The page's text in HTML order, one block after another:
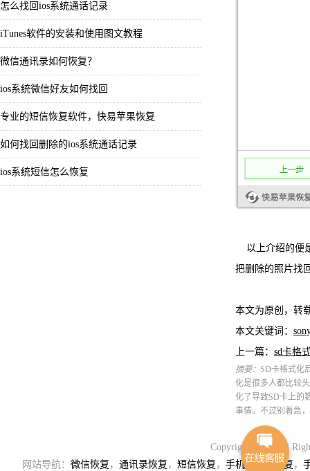
怎么找回ios系统通话记录
iTunes软件的安装和使用图文教程
微信通讯录如何恢复？
ios系统微信好友如何找回
专业的短信恢复软件，快易苹果恢复
如何找回删除的ios系统通话记录
ios系统短信怎么恢复
以上介绍的便
把删除的照片找
本文为原创，转
本文关键词：
上一篇： sd卡格
摘要： SD卡格式化
化是很多人都比较
化了导致SD卡上的
事情。不过别着急
Copyright 2018. All
网站导航： 微信恢复 ， 通讯录恢复 ， 短信恢复 ， 手机通讯录恢复 ，